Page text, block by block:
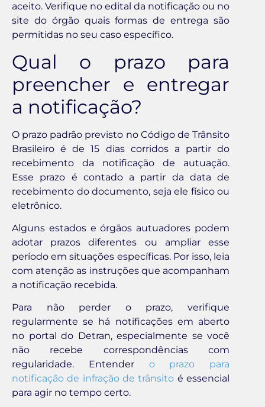
aceito. Verifique no edital da notificação ou no
site do órgão quais formas de entrega são
permitidas no seu caso específico.
Qual o prazo para
preencher e entregar
a notificação?
O prazo padrão previsto no Código de Trânsito
Brasileiro é de 15 dias corridos a partir do
recebimento da notificação de autuação.
Esse prazo é contado a partir da data de
recebimento do documento, seja ele físico ou
eletrônico.
Alguns estados e órgãos autuadores podem
adotar prazos diferentes ou ampliar esse
período em situações específicas. Por isso, leia
com atenção as instruções que acompanham
a notificação recebida.
Para não perder o prazo, verifique
regularmente se há notificações em aberto
no portal do Detran, especialmente se você
não recebe correspondências com
regularidade. Entender o prazo para
notificação de infração de trânsito é essencial
para agir no tempo certo.